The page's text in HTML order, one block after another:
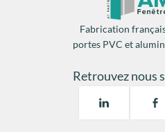
Fabrication
portes PVC et
Retrouvez nous